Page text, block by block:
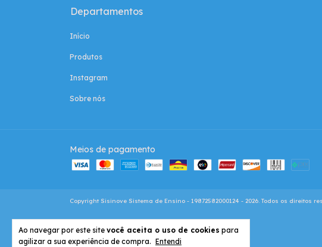
Ao navegar por este site você aceita o uso de cookies para
agilizar a sua experiência de compra. Entendi
Departamentos
Início
Produtos
Instagram
Sobre nós
Meios de pagamento
Copyright Sisinove Sistema de Ensino - 19872582000124 - 2026. Todos os direitos